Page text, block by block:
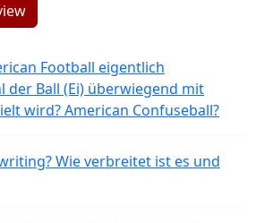
Football eigentlich
der Ball (Ei) überwiegend mit
wird? American Confuseball?
Wie verbreitet ist es und